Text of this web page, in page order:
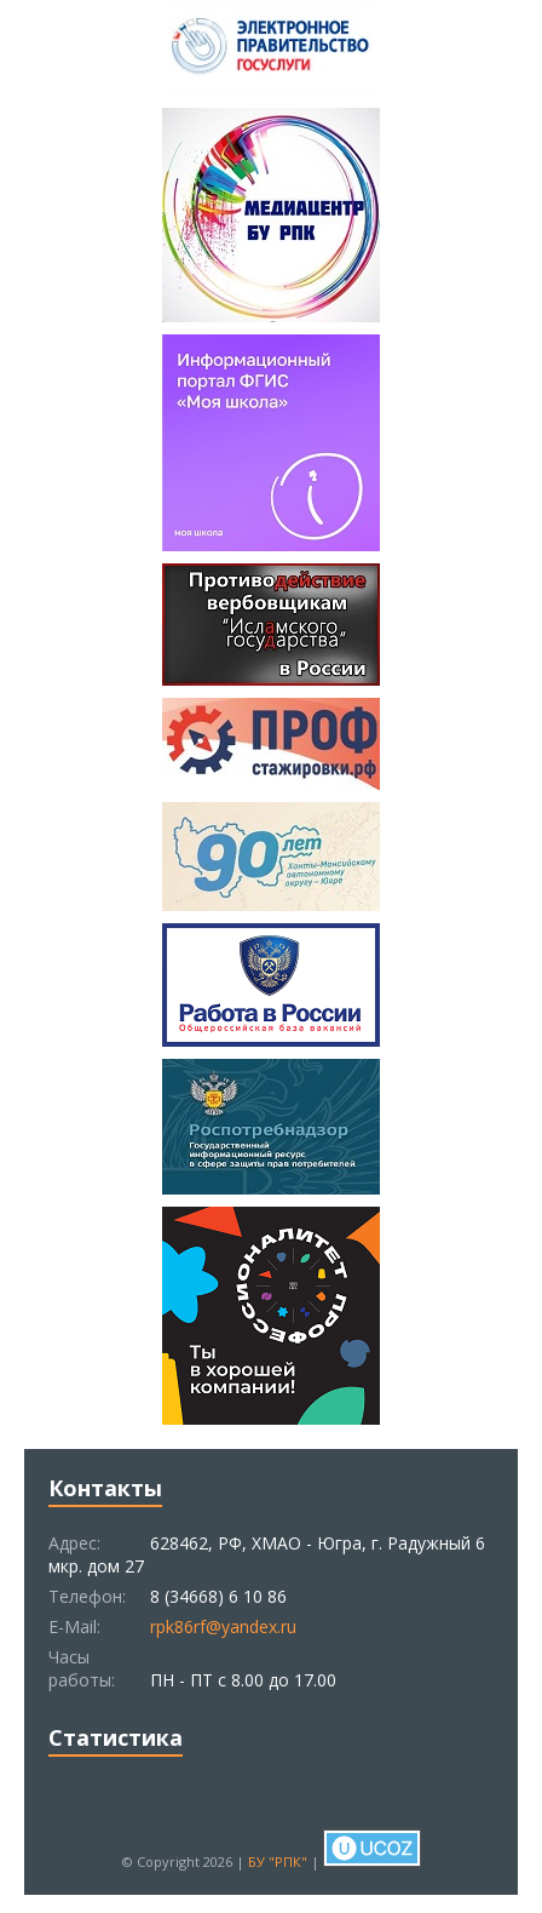
Контакты
Адрес:
628462, РФ, ХМАО - Югра, г. Радужный 6
мкр. дом 27
Телефон:
8 (34668) 6 10 86
E-Mail:
rpk86rf@yandex.ru
Часы
работы:
ПН - ПТ с 8.00 до 17.00
Статистика
© Copyright 2026 | БУ "РПК" |